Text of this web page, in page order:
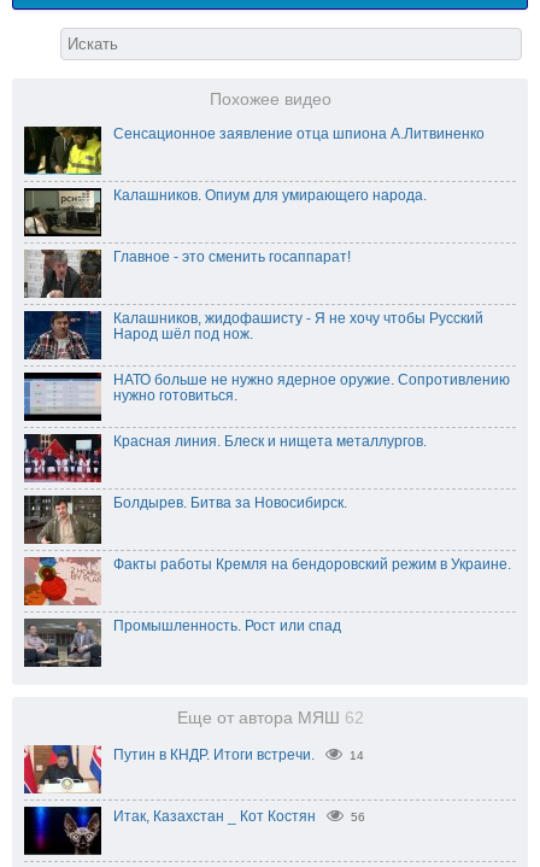
Похожее видео
Сенсационное заявление отца шпиона А.Литвиненко
Калашников. Опиум для умирающего народа.
Главное - это сменить госаппарат!
Калашников, жидофашисту - Я не хочу чтобы Русский
Народ шёл под нож.
НАТО больше не нужно ядерное оружие. Сопротивлению
нужно готовиться.
Красная линия. Блеск и нищета металлургов.
Болдырев. Битва за Новосибирск.
Факты работы Кремля на бендоровский режим в Украине.
Промышленность. Рост или спад
Еще от автора МЯШ 62
Путин в КНДР. Итоги встречи. 14
Итак, Казахстан _ Кот Костян 56